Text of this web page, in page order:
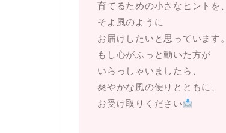
育てるための小さなヒントを、
そよ風のように
お届けしたいと思っています。
もし心がふっと動いた方が
いらっしゃいましたら、
爽やかな風の便りとともに、
お受け取りください